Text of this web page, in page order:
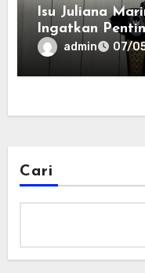
Isu Juliana
Ingatkan
admin 07/
Cari